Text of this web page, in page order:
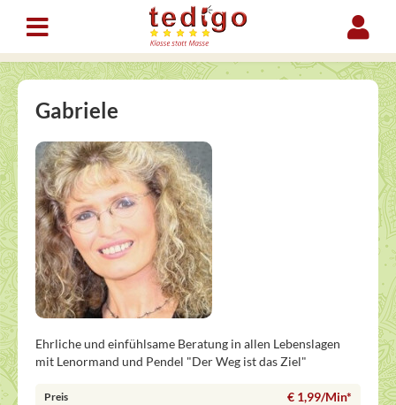
Gabriele
Ehrliche und einfühlsame Beratung in allen Lebenslagen
mit Lenormand und Pendel "Der Weg ist das Ziel"
Preis € 1,99/Min*